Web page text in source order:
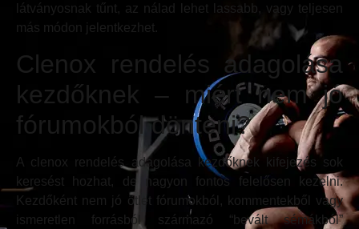
látványosnak tűnt, az nálad lehet lassabb, vagy teljesen
más módon jelentkezhet.
Clenox rendelés adagolása
kezdőknek – miért nem jó
fórumokból dönteni?
A clenox rendelés adagolása kezdőknek kifejezés sok
keresést hozhat, de nagyon fontos felelősen kezelni.
Kezdőként nem jó ötlet fórumokból, kommentekből vagy
ismeretlen forrásból származó “bevált sémákból”